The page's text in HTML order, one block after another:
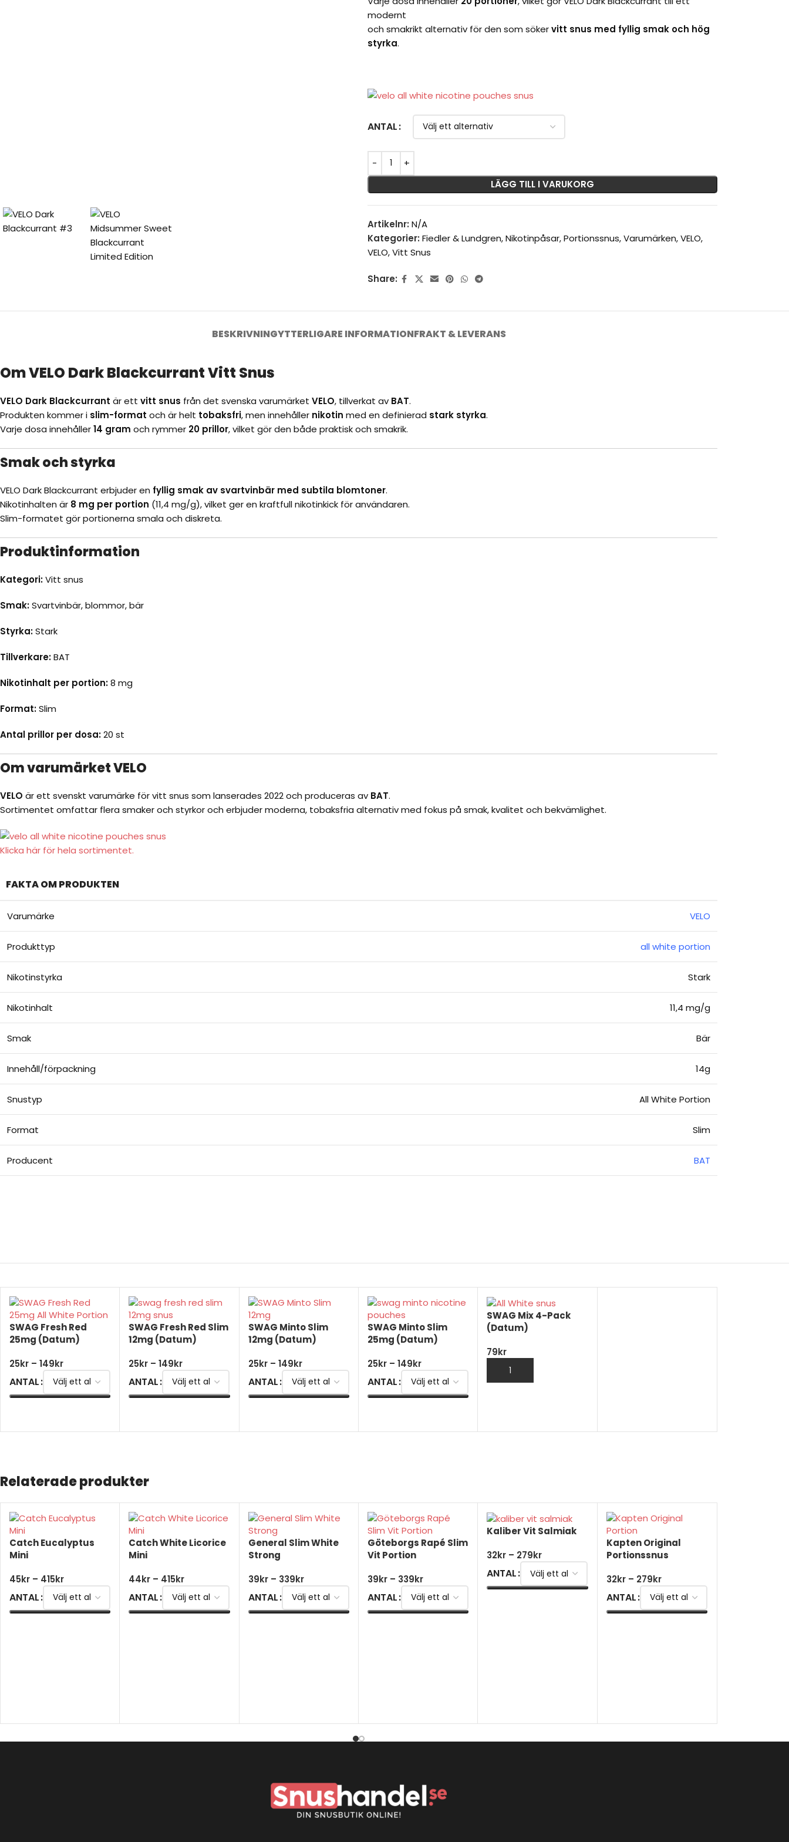
modernt
och smakrikt alternativ för den som sökervitt snus med fyllig smak och hög
styrka.
ANTAL
LÄGG TILL I VARUKORG
Artikelnr: N/A
Kategorier: Fiedler & Lundgren,Nikotinpåsar,Portionssnus,Varumärken,VELO,
VELO,Vitt Snus
Share:
BESKRIVNINGYTTERLIGARE INFORMATIONFRAKT & LEVERANS
Om VELO Dark Blackcurrant Vitt Snus
VELO Dark Blackcurrant är ett vitt snus från det svenska varumärket VELO, tillverkat av BAT.
Produkten kommer i slim-format och är helt tobaksfri, men innehåller nikotin med en definierad stark styrka.
Varje dosa innehåller14 gram och rymmer 20 prillor, vilket gör den både praktisk och smakrik.
Smak och styrka
VELO Dark Blackcurrant erbjuder en fyllig smak av svartvinbär med subtila blomtoner.
Nikotinhalten är 8 mg per portion (11,4 mg/g), vilket ger en kraftfull nikotinkick för användaren.
Slim-formatet gör portionerna smala och diskreta.
Produktinformation
Kategori:Vitt snus
Smak:Svartvinbär, blommor, bär
Styrka:Stark
Tillverkare:BAT
Nikotinhalt per portion:8 mg
Format:Slim
Antal prillor per dosa:20 st
Om varumärket VELO
VELO är ett svenskt varumärke för vitt snus som lanserades 2022 och produceras av BAT.
Sortimentet omfattar flera smaker och styrkor och erbjuder moderna, tobaksfria alternativ med fokus på smak, kvalitet och bekvämlighet.
Klicka här för hela sortimentet.
FAKTA OM PRODUKTEN
Varumärke VELO
Produkttyp all white portion
Nikotinstyrka Stark
Nikotinhalt 11,4 mg/g
Smak Bär
Innehåll/förpackning 14g
Snustyp All White Portion
Format Slim
Producent BAT
SWAG Fresh Red
25mg (Datum)
25kr – 149kr
ANTAL
SWAG Fresh Red Slim
12mg (Datum)
25kr – 149kr
ANTAL
SWAG Minto Slim
12mg (Datum)
25kr – 149kr
ANTAL
SWAG Minto Slim
25mg (Datum)
25kr – 149kr
ANTAL
SWAG Mix 4-Pack
(Datum)
79kr
Relaterade produkter
Catch Eucalyptus
Mini
45kr – 415kr
ANTAL
Catch White Licorice
Mini
44kr – 415kr
ANTAL
General Slim White
Strong
39kr – 339kr
ANTAL
Göteborgs Rapé Slim
Vit Portion
39kr – 339kr
ANTAL
Kaliber Vit Salmiak
32kr – 279kr
ANTAL
Kapten Original
Portionssnus
32kr – 279kr
ANTAL